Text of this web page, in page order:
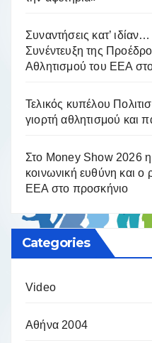
Συναντήσεις κατ’
Συνέντευξη της
Αθλητισμού του ΕΕΑ
Τελικός κυπέλου
γιορτή αθλητισμού και
Στο Money Show 2026
κοινωνική ευθύνη και
ΕΕΑ στο προσκήνιο
Categories
Video
Αθήνα 2004